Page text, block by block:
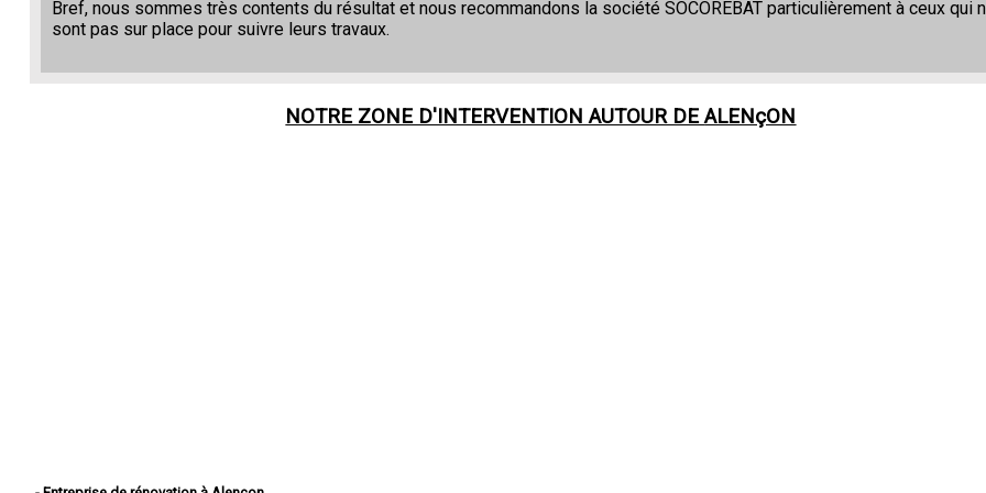
Bref, nous sommes très contents du résultat et nous recommandons la société SOCOREBAT particulièrement à ceux qui
sont pas sur place pour suivre leurs travaux.
NOTRE ZONE D'INTERVENTION AUTOUR DEALENçON